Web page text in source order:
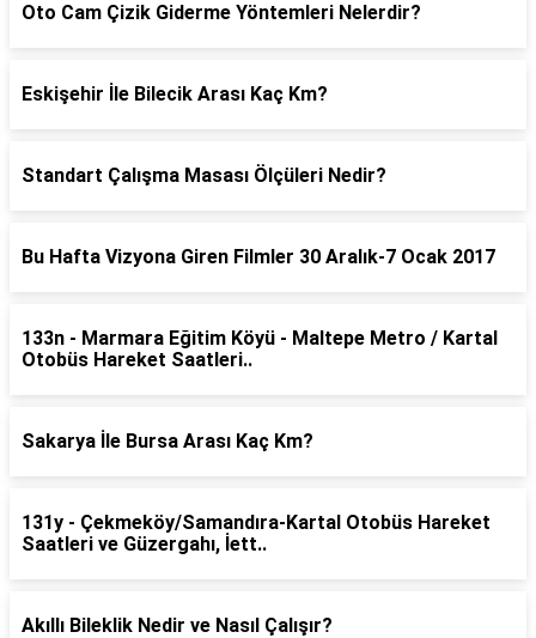
Oto Cam Çizik Giderme Yöntemleri Nelerdir?
Eskişehir İle Bilecik Arası Kaç Km?
Standart Çalışma Masası Ölçüleri Nedir?
Bu Hafta Vizyona Giren Filmler 30 Aralık-7 Ocak 2017
133n - Marmara Eğitim Köyü - Maltepe Metro / Kartal
Otobüs Hareket Saatleri..
Sakarya İle Bursa Arası Kaç Km?
131y - Çekmeköy/Samandıra-Kartal Otobüs Hareket
Saatleri ve Güzergahı, İett..
Akıllı Bileklik Nedir ve Nasıl Çalışır?